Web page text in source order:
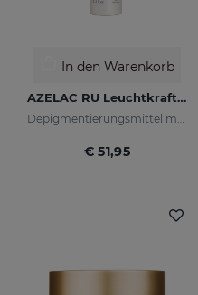
In den Warenkorb
AZELAC RU Leuchtkraft-Fluid
Depigmentierungsmittel mit Leuchtpigmenten und Sonnenschutzfiltern
€ 51,95